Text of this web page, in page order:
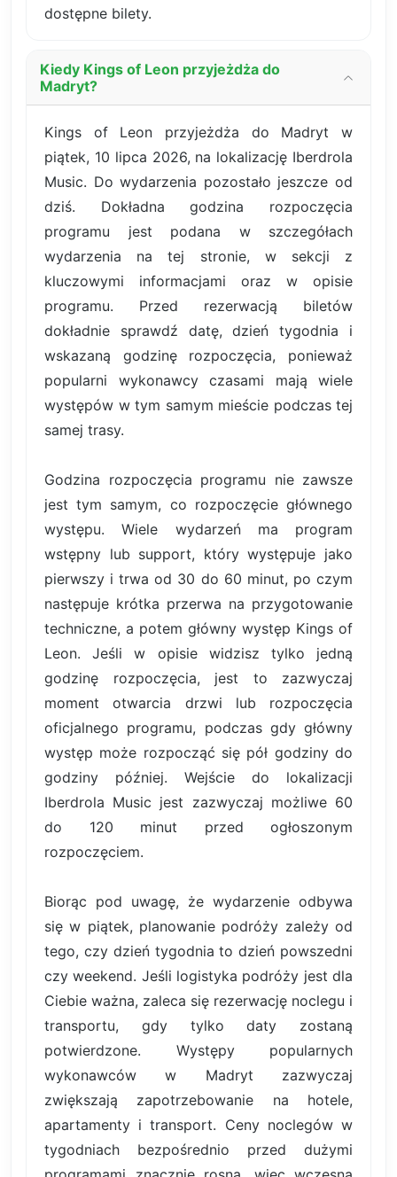
dostępne bilety.
Kiedy Kings of Leon przyjeżdża do
Madryt?
Kings of Leon przyjeżdża do Madryt w
piątek, 10 lipca 2026, na lokalizację Iberdrola
Music. Do wydarzenia pozostało jeszcze od
dziś. Dokładna godzina rozpoczęcia
programu jest podana w szczegółach
wydarzenia na tej stronie, w sekcji z
kluczowymi informacjami oraz w opisie
programu. Przed rezerwacją biletów
dokładnie sprawdź datę, dzień tygodnia i
wskazaną godzinę rozpoczęcia, ponieważ
popularni wykonawcy czasami mają wiele
występów w tym samym mieście podczas tej
samej trasy.
Godzina rozpoczęcia programu nie zawsze
jest tym samym, co rozpoczęcie głównego
występu. Wiele wydarzeń ma program
wstępny lub support, który występuje jako
pierwszy i trwa od 30 do 60 minut, po czym
następuje krótka przerwa na przygotowanie
techniczne, a potem główny występ Kings of
Leon. Jeśli w opisie widzisz tylko jedną
godzinę rozpoczęcia, jest to zazwyczaj
moment otwarcia drzwi lub rozpoczęcia
oficjalnego programu, podczas gdy główny
występ może rozpocząć się pół godziny do
godziny później. Wejście do lokalizacji
Iberdrola Music jest zazwyczaj możliwe 60
do 120 minut przed ogłoszonym
rozpoczęciem.
Biorąc pod uwagę, że wydarzenie odbywa
się w piątek, planowanie podróży zależy od
tego, czy dzień tygodnia to dzień powszedni
czy weekend. Jeśli logistyka podróży jest dla
Ciebie ważna, zaleca się rezerwację noclegu i
transportu, gdy tylko daty zostaną
potwierdzone. Występy popularnych
wykonawców w Madryt zazwyczaj
zwiększają zapotrzebowanie na hotele,
apartamenty i transport. Ceny noclegów w
tygodniach bezpośrednio przed dużymi